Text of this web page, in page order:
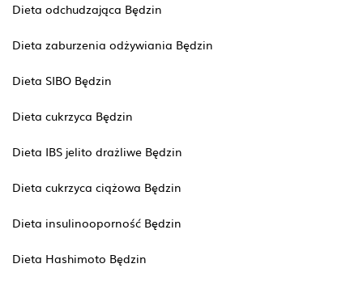
Dieta odchudzająca Będzin
Dieta zaburzenia odżywiania Będzin
Dieta SIBO Będzin
Dieta cukrzyca Będzin
Dieta IBS jelito drażliwe Będzin
Dieta cukrzyca ciążowa Będzin
Dieta insulinooporność Będzin
Dieta Hashimoto Będzin